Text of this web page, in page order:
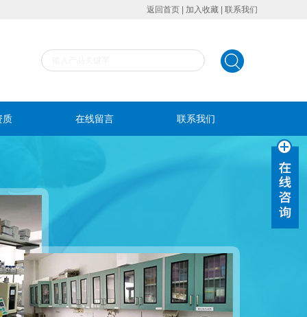
返回首页 加入收藏 联系我们
质 在线留言 联系我们